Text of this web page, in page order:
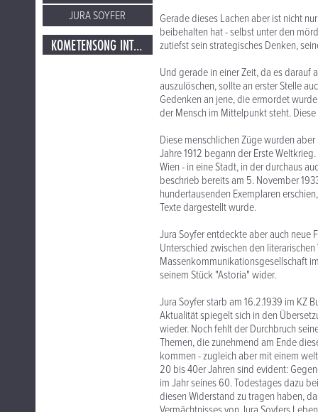
JURA SOYFER
KOMETENSONG INTERPRETIERT VON LEON ASKIN
Gerade dieses Lachen aber ist nicht
beibehalten hat - selbst unter den
zutiefst sein strategisches Denken,
Und gerade in einer Zeit, da es darauf
auszulöschen, sollte an erster Stelle
Gedenken an jene, die ermordet
der Mensch im Mittelpunkt steht.
Diese menschlichen Züge wurden
Jahre 1912 begann der Erste
Wien - in eine Stadt, in der durchaus
beschrieb bereits am 5. November
hundertausenden Exemplaren
Texte dargestellt wurde.
Jura Soyfer entdeckte aber auch neue
Unterschied zwischen den
Massenkommunikationsgesellschaft
seinem Stück "Astoria" wider.
Jura Soyfer starb am 16.2.1939 im KZ
Aktualität spiegelt sich in den
wieder. Noch fehlt der Durchbruch
Themen, die zunehmend am Ende
kommen - zugleich aber mit einem
20 bis 40er Jahren sind evident:
im Jahr seines 60. Todestages dazu
diesen Widerstand zu tragen haben,